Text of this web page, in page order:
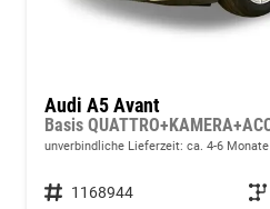
Audi A5 Avant
unverbindliche Lieferzeit: ca. 4-6 Monate
Fahrzeugnummer 1168944 Getriebe